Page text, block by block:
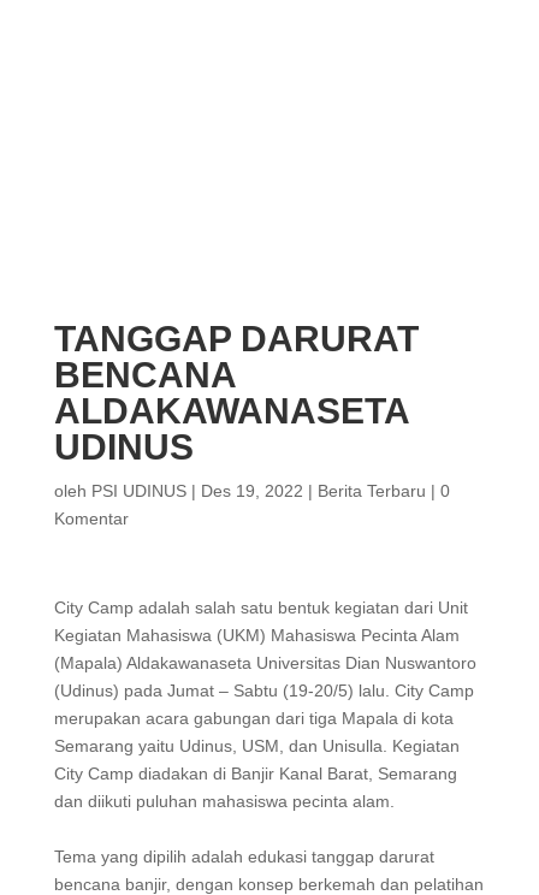
TANGGAP DARURAT
BENCANA
ALDAKAWANASETA
UDINUS
oleh PSI UDINUS| Des 19, 2022 | Berita Terbaru | 0
Komentar
City Camp adalah salah satu bentuk kegiatan dari Unit
Kegiatan Mahasiswa (UKM) Mahasiswa Pecinta Alam
(Mapala) Aldakawanaseta Universitas Dian Nuswantoro
(Udinus) pada Jumat – Sabtu (19-20/5) lalu. City Camp
merupakan acara gabungan dari tiga Mapala di kota
Semarang yaitu Udinus, USM, dan Unisulla. Kegiatan
City Camp diadakan di Banjir Kanal Barat, Semarang
dan diikuti puluhan mahasiswa pecinta alam.
Tema yang dipilih adalah edukasi tanggap darurat
bencana banjir, dengan konsep berkemah dan pelatihan